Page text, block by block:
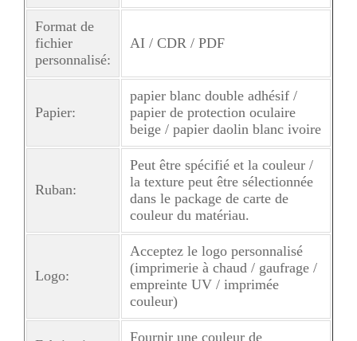
Format de
fichier
personnalisé:
AI / CDR / PDF
Papier:
papier blanc double adhésif /
papier de protection oculaire
beige / papier daolin blanc ivoire
Ruban:
Peut être spécifié et la couleur /
la texture peut être sélectionnée
dans le package de carte de
couleur du matériau.
Logo:
Acceptez le logo personnalisé
(imprimerie à chaud / gaufrage /
empreinte UV / imprimée
couleur)
Fournir une couleur de